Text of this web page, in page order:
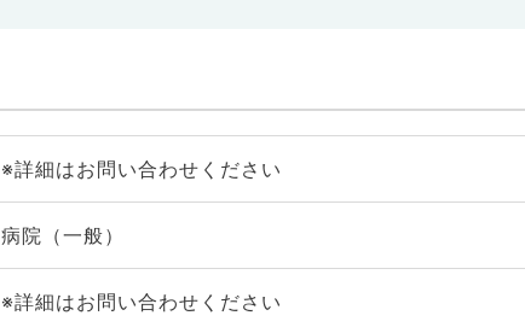
※詳細はお問い合わせください
病院（一般）
※詳細はお問い合わせください